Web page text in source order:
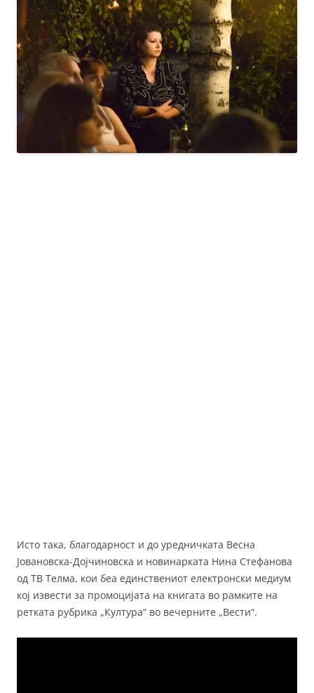
Исто така, благодарност и до уредничката Весна
Јовановска-Дојчиновска и новинарката Нина Стефанова
од ТВ Телма, кои беа единствениот електронски медиум
кој извести за промоцијата на книгата во рамките на
ретката рубрика „Култура“ во вечерните „Вести“.